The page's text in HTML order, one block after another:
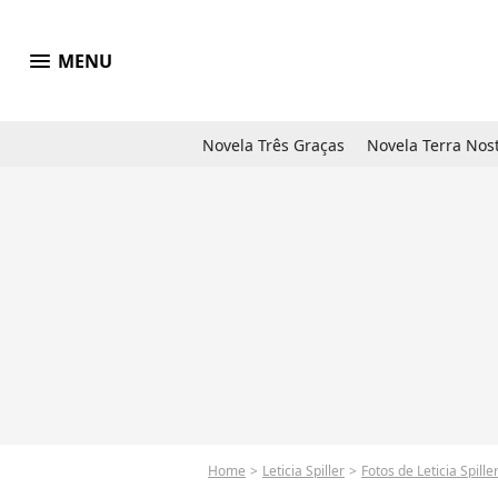
menu MENU
Novela Três Graças Novela Terra
Home Leticia Spiller Fotos de Leticia Spiller